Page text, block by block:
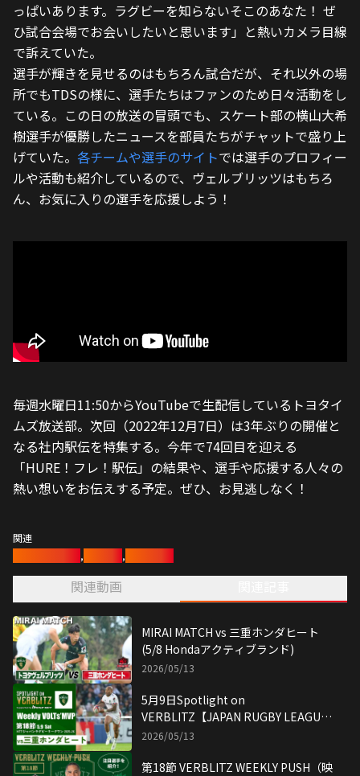
っぱいあります。ラグビーを知らないそこのあなた！ ぜ
ひ試合会場でお会いしたいと思います」と熱いカメラ目線
で訴えていた。
選手が輝きを見せるのはもちろん試合だが、それ以外の場
所でもTDSの様に、選手たちはファンのため日々活動をし
ている。この日の放送の冒頭でも、スケート部の横山大希
樹選手が優勝したニュースを部員たちがチャットで盛り上
げていた。 各チームや選手のサイトでは選手のプロフィー
ルや活動も紹介しているので、ヴェルブリッツはもちろ
ん、お気に入りの選手を応援しよう！
毎週水曜日11:50からYouTubeで生配信しているトヨタイ
ムズ放送部。次回（2022年12月7日）は3年ぶりの開催と
なる社内駅伝を特集する。今年で74回目を迎える
「HURE！フレ！駅伝」の結果や、選手や応援する人々の
熱い想いをお伝えする予定。ぜひ、お見逃しなく！
関連
, ,
関連動画
MIRAI MATCH vs 三重ホンダヒート
(5/8 Hondaアクティブランド)
2026/05/13
5月9日Spotlight on
VERBLITZ【JAPAN RUGBY LEAGUE
ONE】映像引用：トヨタヴェルブリッ
2026/05/13
第18節 VERBLITZ WEEKLY PUSH（映